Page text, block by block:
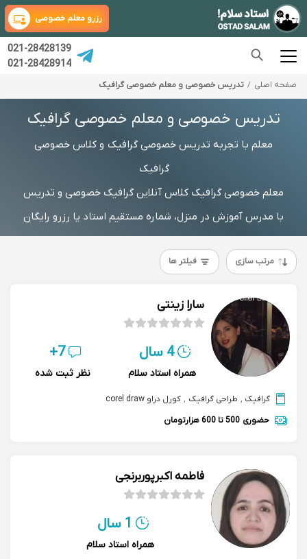
رزرو معلم خصوصی
021-28428139
021-28428914
صفحه اصلی تدریس خصوصی و معلم خصوصی گرافیک
تدریس خصوصی و معلم خصوصی گرافیک
معلم با تجربه تدریس خصوصی گرافیک و کلاس خصوصی
گرافیک
معلم خصوصی گرافیک کلاس آنلاین گرافیک خصوصی و تدریس
با مدرس آموزش در منزل، شماره مستقیم استاد یا رزرو رایگان
مرتب سازی فیلتر ها
سارا زینتی
4 سال
همراه استاد سلام
7+
نظر ثبت شده
گرافیک , طراحی گرافیک , کورل دراو corel draw
حضوری 500 تا 600 هزارتومان
فاطمه اکبرپوربرنجی
1 سال
همراه استاد سلام